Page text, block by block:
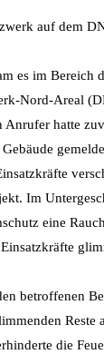
auf dem
es im Bereich
Nord-Areal
Anrufer hatte
Im
eine
betroffenen
Reste
die